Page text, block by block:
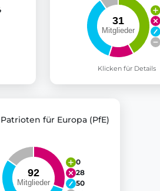
Klicken für Details
Patrioten für Europa (PfE)
0
28
50